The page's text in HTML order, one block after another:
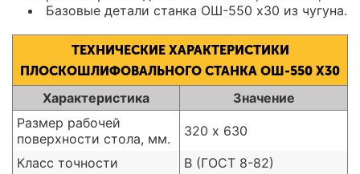
Базовые детали станка ОШ-550 x30 из чугуна.
ТЕХНИЧЕСКИЕ ХАРАКТЕРИСТИКИ
ПЛОСКОШЛИФОВАЛЬНОГО СТАНКА ОШ-550 X30
Характеристика
Значение
Размер рабочей
поверхности стола, мм.
320 х 630
Класс точности
В (ГОСТ 8-82)